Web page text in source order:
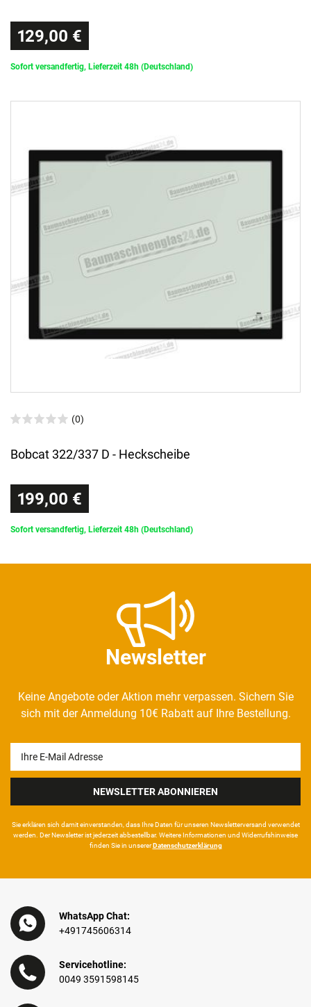
129,00 €
Sofort versandfertig, Lieferzeit 48h (Deutschland)
(0)
Bobcat 322/337 D - Heckscheibe
199,00 €
Sofort versandfertig, Lieferzeit 48h (Deutschland)
Newsletter
Keine Angebote oder Aktion mehr verpassen. Sichern Sie
sich mit der Anmeldung 10€ Rabatt auf Ihre Bestellung.
Honig
NEWSLETTER ABONNIEREN
Sie erklären sich damit ein­ver­standen, dass Ihre Da­ten für unseren News­letter­versand ver­wen­det
werden. Der News­letter ist jeder­zeit ab­bestel­lbar. Weitere Infor­mationen und Wider­rufshin­weise
finden Sie in unsererDaten­schutz­erklärung
WhatsApp Chat:
+491745606314
Servicehotline:
0049 3591598145